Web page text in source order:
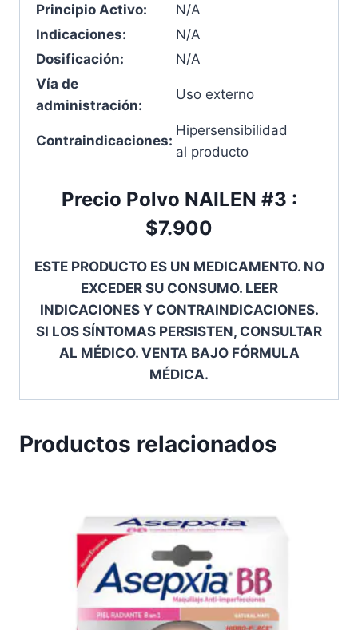
Principio Activo:
N/A
Indicaciones:
N/A
Dosificación:
N/A
Vía de
administración:
Uso externo
Contraindicaciones:
Hipersensibilidad
al producto
Precio Polvo NAILEN #3 :
$7.900
ESTE PRODUCTO ES UN MEDICAMENTO. NO
EXCEDER SU CONSUMO. LEER
INDICACIONES Y CONTRAINDICACIONES.
SI LOS SÍNTOMAS PERSISTEN, CONSULTAR
AL MÉDICO. VENTA BAJO FÓRMULA
MÉDICA.
Productos relacionados